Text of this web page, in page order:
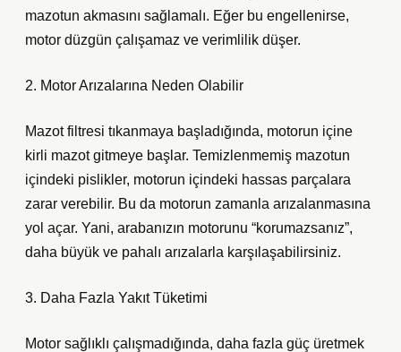
mazotun akmasını sağlamalı. Eğer bu engellenirse,
motor düzgün çalışamaz ve verimlilik düşer.
2. Motor Arızalarına Neden Olabilir
Mazot filtresi tıkanmaya başladığında, motorun içine
kirli mazot gitmeye başlar. Temizlenmemiş mazotun
içindeki pislikler, motorun içindeki hassas parçalara
zarar verebilir. Bu da motorun zamanla arızalanmasına
yol açar. Yani, arabanızın motorunu “korumazsanız”,
daha büyük ve pahalı arızalarla karşılaşabilirsiniz.
3. Daha Fazla Yakıt Tüketimi
Motor sağlıklı çalışmadığında, daha fazla güç üretmek